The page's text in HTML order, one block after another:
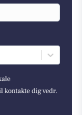
kontakte dig vedr.